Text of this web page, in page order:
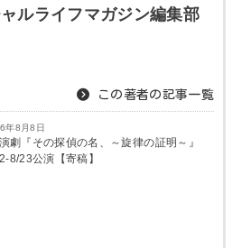
ルライフマガジン編集部
この著者の記事一覧
年8月8日
劇『その探偵の名、～旋律の証明～』
8/23公演【寄稿】